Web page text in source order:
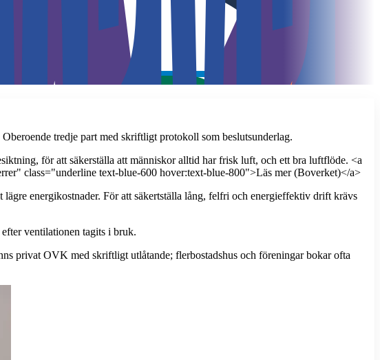
tredje part med skriftligt protokoll som beslutsunderlag.
för att säkerställa att människor alltid har frisk luft, och ett bra luftflöde. <a
class="underline text-blue-600 hover:text-blue-800">Läs mer (Boverket)</a>
energikostnader. För att säkertställa lång, felfri och energieffektiv drift krävs
ventilationen tagits i bruk.
privat OVK med skriftligt utlåtande; flerbostadshus och föreningar bokar ofta